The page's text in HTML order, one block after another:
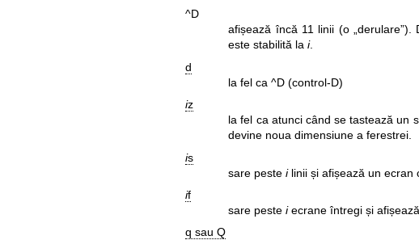
^D
afișează încă 11 linii (o „derulare”).
este stabilită lai.
d
la fel ca ^D (control-D)
iz
la fel ca atunci când se tastează un
devine noua dimensiune a ferestrei.
is
sare pesteilinii și afișează un ecran
if
sare pesteiecrane întregi și
q sau Q